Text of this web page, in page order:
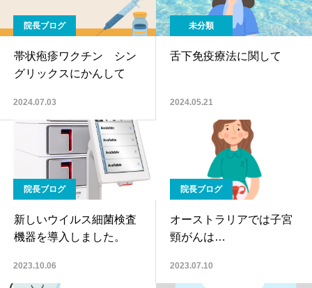
院長ブログ
帯状疱疹ワクチン シン
グリックスにかんして
2024.07.03
未分類
舌下免疫療法に関して
2024.05.21
院長ブログ
新しいウイルス細菌検査
機器を導入しました。
2023.10.06
院長ブログ
オーストラリアでは子宮
頸がんは…
2023.07.10